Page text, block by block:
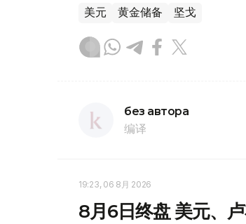
美元 黄金储备 坚戈
без автора
编译
19:23, 06 8月 2026
8月6日终盘 美元、